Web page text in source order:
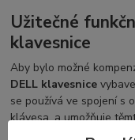
Užitečné
klavesnice
Aby bylo možné
DELL klavesnice
se používá ve spojení s
klávesa, a umožňuje
funkční klávesy se